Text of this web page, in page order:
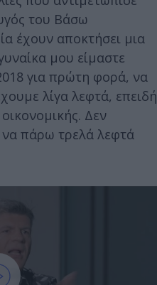
του Βάσω
έχουν αποκτήσει μια
μου είμαστε
για πρώτη φορά, να
λίγα λεφτά, επειδή
Δεν
να πάρω τρελά λεφτά